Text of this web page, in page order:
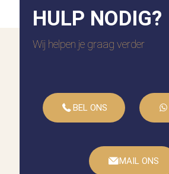
HULP NODIG?
Wij helpen je graag verder
BEL ONS
MAIL ONS